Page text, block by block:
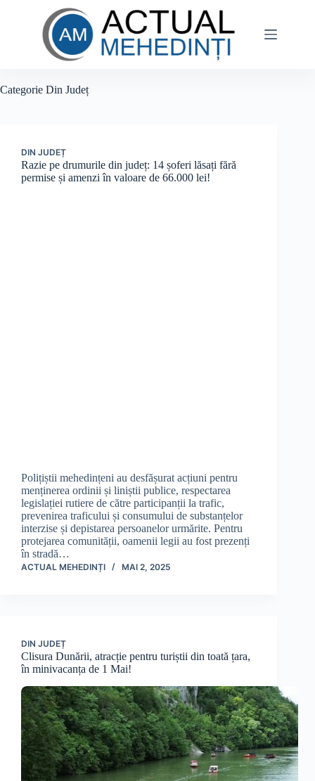
Categorie Din Județ
DIN JUDEȚ
Razie pe drumurile din județ: 14 șoferi lăsați fără
permise și amenzi în valoare de 66.000 lei!
Polițiștii mehedințeni au desfășurat acțiuni pentru
menținerea ordinii și liniștii publice, respectarea
legislației rutiere de către participanții la trafic,
prevenirea traficului și consumului de substanțelor
interzise și depistarea persoanelor urmărite. Pentru
protejarea comunității, oamenii legii au fost prezenți
în stradă…
ACTUAL MEHEDINȚI MAI 2, 2025
DIN JUDEȚ
Clisura Dunării, atracție pentru turiștii din toată țara,
în minivacanța de 1 Mai!